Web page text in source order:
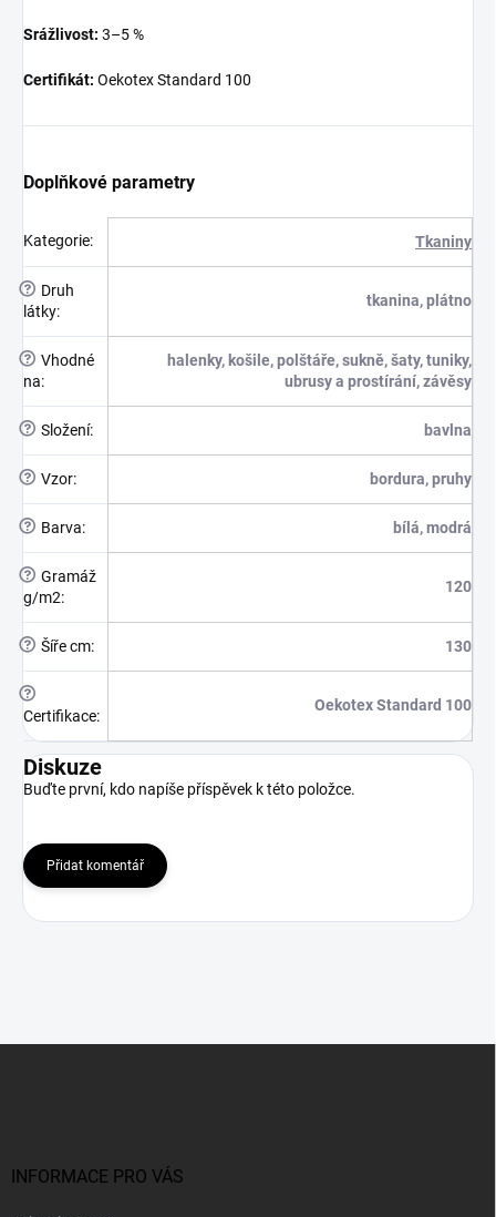
Srážlivost: 3–5 %
Certifikát: Oekotex Standard 100
Doplňkové parametry
Kategorie: Tkaniny
?
Druh
látky:
tkanina, plátno
? Vhodné
na:
halenky, košile, polštáře, sukně, šaty, tuniky,
ubrusy a prostírání, závěsy
? Složení: bavlna
? Vzor: bordura, pruhy
? Barva: bílá, modrá
? Gramáž
g/m2:
120
? Šíře cm: 130
?
Certifikace:
Oekotex Standard 100
Diskuze
Buďte první, kdo napíše příspěvek k této položce.
Přidat komentář
INFORMACE PRO VÁS